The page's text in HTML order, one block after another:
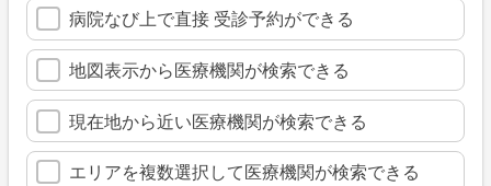
病院なび上で直接 受診予約ができる
地図表示から医療機関が検索できる
現在地から近い医療機関が検索できる
エリアを複数選択して医療機関が検索できる